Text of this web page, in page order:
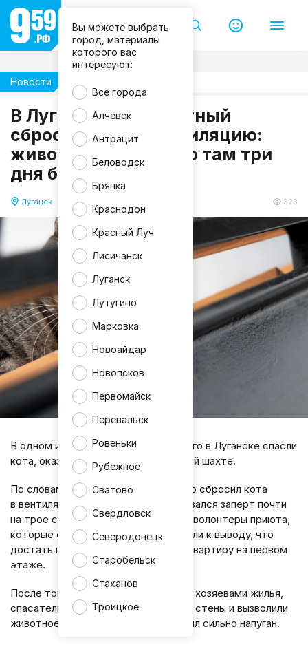
Вы можете выбрать
город, материалы
которого вас
интересуют:
Все города
Алчевск
Антрацит
Беловодск
Брянка
Краснодон
Красный Луч
Лисичанск
Луганск
Лутугино
Марковка
Новоайдар
Новопсков
Первомайск
Перевальск
Ровеньки
Рубежное
Сватово
Свердловск
Северодонецк
Старобельск
Стаханов
Троицкое
Новости
В Луганске неизвестный
сбросил кота в вентиляцию:
животное просидело там три
дня без еды и воды
Луганск 28.06.2026 11:46 323
m
a
g
n
i
f
c
В одном из домов квартала Заречного в Луганске спасли
кота, оказавшегося в вентиляционной шахте.
По словам местных жителей, кто-то сбросил кота
в вентиляционную шахту, где он оказался заперт почти
на трое суток. На помощь приехали волонтеры приюта,
которые обследовали место и пришли к выводу, что
достать кота можно только через квартиру на первом
этаже.
После того как удалось связаться с хозяевами жилья,
спасатели аккуратно вскрыли часть стены и вызволили
животное. Кот остался жив, хотя был сильно напуган.